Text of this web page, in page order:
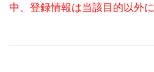
中、登録情報は当該目的以外